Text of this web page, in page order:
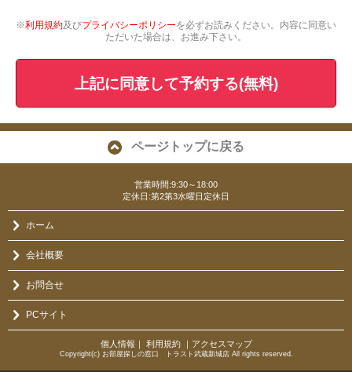
※利用規約及びプライバシーポリシーを必ずお読みください。内容に同意い
ただいた場合は、お進み下さい。
上記に同意して予約する(無料)
ページトップに戻る
営業時間:9:30～18:00
定休日:第2第3水曜日定休日
ホーム
会社概要
お問合せ
PCサイト
個人情報 ｜ 利用規約｜ アクセスマップ
Copyright(c) お部屋探しの窓口 トラスト武蔵新城店 All rights reserved.